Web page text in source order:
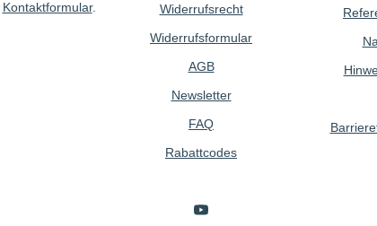
Kontaktformular.
Widerrufsrecht
Widerrufsformular
AGB
Newsletter
FAQ
Rabattcodes